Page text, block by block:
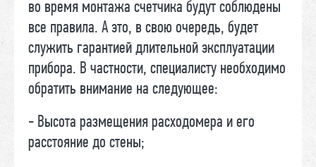
во время монтажа счетчика будут соблюдены
все правила. А это, в свою очередь, будет
служить гарантией длительной эксплуатации
прибора. В частности, специалисту необходимо
обратить внимание на следующее:
- Высота размещения расходомера и его
расстояние до стены;